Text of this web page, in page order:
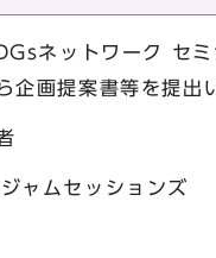
ネットワーク セ
企画提案書等を提出
ムセッションズ